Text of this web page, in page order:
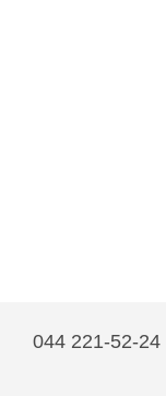
044 221-52-24